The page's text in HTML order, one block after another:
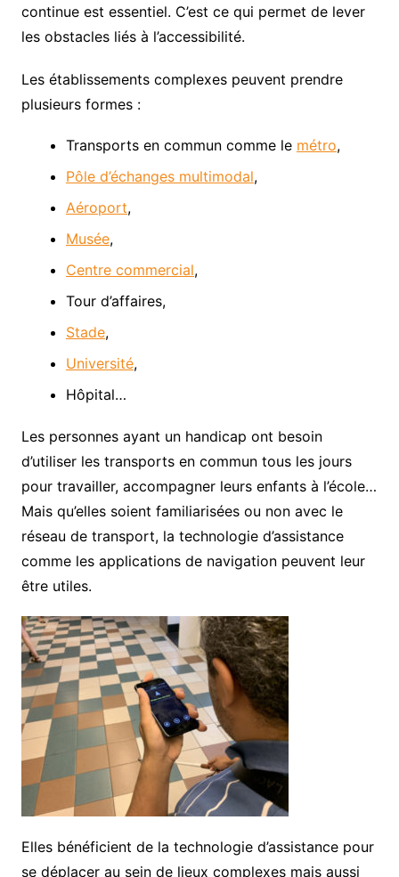
continue est essentiel. C’est ce qui permet de lever
les obstacles liés à l’accessibilité.
Les établissements complexes peuvent prendre
plusieurs formes :
Transports en commun comme le métro,
Pôle d’échanges multimodal,
Aéroport,
Musée,
Centre commercial,
Tour d’affaires,
Stade,
Université,
Hôpital…
Les personnes ayant un handicap ont besoin
d’utiliser les transports en commun tous les jours
pour travailler, accompagner leurs enfants à l’école…
Mais qu’elles soient familiarisées ou non avec le
réseau de transport, la technologie d’assistance
comme les applications de navigation peuvent leur
être utiles.
Elles bénéficient de la technologie d’assistance pour
se déplacer au sein de lieux complexes mais aussi